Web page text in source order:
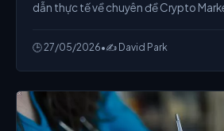
dẫn thực tế về chuyên đề Crypto
🕒 27/05/2026•✍️ David Park